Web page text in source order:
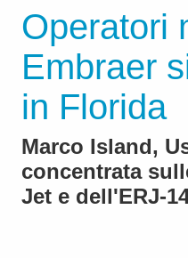
Operatori
Embraer
in Florida
Marco Island,
concentrata
Jet e dell'ERJ-